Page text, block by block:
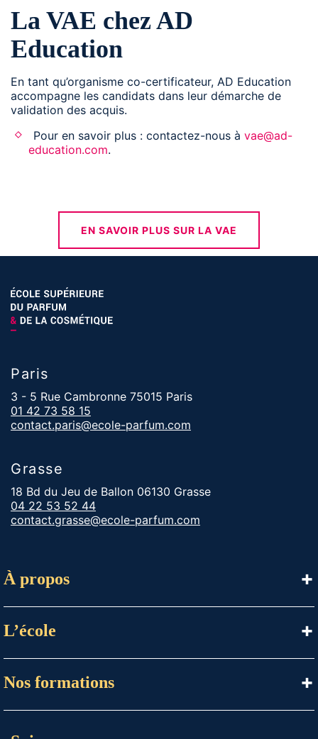
La VAE chez AD
Education
En tant qu’organisme co-certificateur, AD Education
accompagne les candidats dans leur démarche de
validation des acquis.
Pour en savoir plus : contactez-nous à vae@ad-
education.com.
EN SAVOIR PLUS SUR LA VAE
Paris
3 - 5 Rue Cambronne 75015 Paris
01 42 73 58 15
contact.paris@ecole-parfum.com
Grasse
18 Bd du Jeu de Ballon 06130 Grasse
04 22 53 52 44
contact.grasse@ecole-parfum.com
À propos
L’école
Nos formations